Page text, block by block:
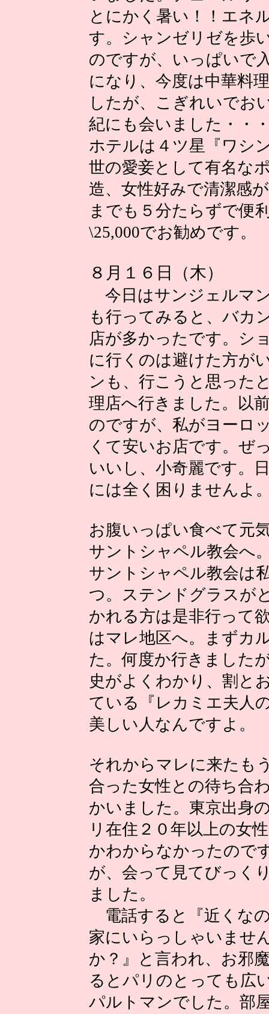
とにかく暑い！！エネ
す。シャンゼリゼを歩
のですが、いっぱいで
になり、今度は中華料
したが、こぎれいでお
紀にも会いました・・
ホテルは４ツ星『ワシ
世の愛妾として有名な
造、女性好みで清潔感
までも５分たらずで便
\25,000でお勧めです。
８月１６日（木）
今日はサンジェルマ
も行ってみると、バカ
店が多かったです。シ
に行くのは避けた方が
ンも、行こうと思った
理店へ行きました。以
のですが、私がヨーロ
くて安いお店です。ぜ
いいし、小奇麗です。
には全く困りませんよ
お腹いっぱい食べて元
サントシャペル教会へ
サントシャペル教会は
つ。ステンドグラスが
かれる方は是非行って
はマレ地区へ。まずカ
た。何度か行きました
史がよくわかり、割と
ている『レカミエ夫人
美しい人なんですよ。
それからマレに来たも
合った女性との待ち合
かいました。東京出身
リ在住２０年以上の女
かわからなかったので
が、会って見てびっく
ました。
電話すると『近くな
家にいらっしゃいませ
か？』と言われ、お邪
るとパリのとっても広
パルトマンでした。部